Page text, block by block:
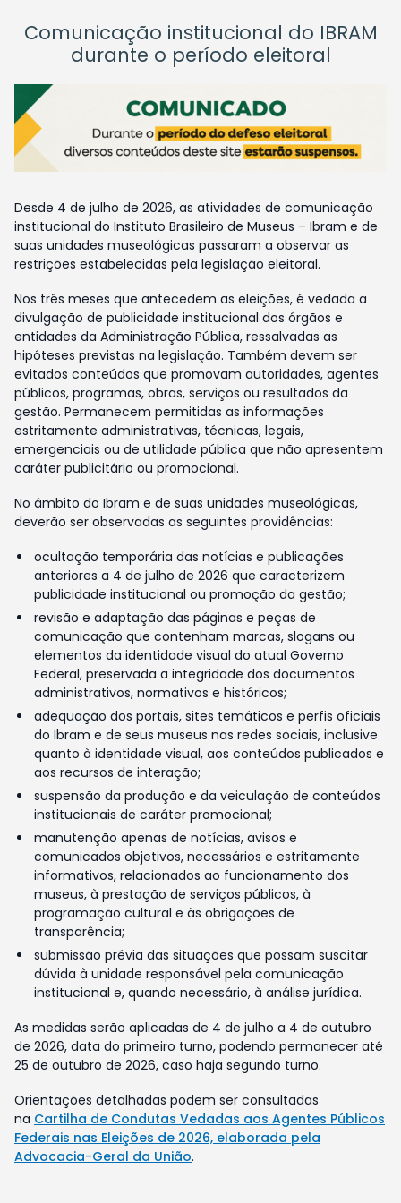
Comunicação institucional do IBRAM
durante o período eleitoral
Desde 4 de julho de 2026, as atividades de comunicação
institucional do Instituto Brasileiro de Museus – Ibram e de
suas unidades museológicas passaram a observar as
restrições estabelecidas pela legislação eleitoral.
Nos três meses que antecedem as eleições, é vedada a
divulgação de publicidade institucional dos órgãos e
entidades da Administração Pública, ressalvadas as
hipóteses previstas na legislação. Também devem ser
evitados conteúdos que promovam autoridades, agentes
públicos, programas, obras, serviços ou resultados da
gestão. Permanecem permitidas as informações
estritamente administrativas, técnicas, legais,
emergenciais ou de utilidade pública que não apresentem
caráter publicitário ou promocional.
No âmbito do Ibram e de suas unidades museológicas,
deverão ser observadas as seguintes providências:
ocultação temporária das notícias e publicações
anteriores a 4 de julho de 2026 que caracterizem
publicidade institucional ou promoção da gestão;
revisão e adaptação das páginas e peças de
comunicação que contenham marcas, slogans ou
elementos da identidade visual do atual Governo
Federal, preservada a integridade dos documentos
administrativos, normativos e históricos;
adequação dos portais, sites temáticos e perfis oficiais
do Ibram e de seus museus nas redes sociais, inclusive
quanto à identidade visual, aos conteúdos publicados e
aos recursos de interação;
suspensão da produção e da veiculação de conteúdos
institucionais de caráter promocional;
manutenção apenas de notícias, avisos e
comunicados objetivos, necessários e estritamente
informativos, relacionados ao funcionamento dos
museus, à prestação de serviços públicos, à
programação cultural e às obrigações de
transparência;
submissão prévia das situações que possam suscitar
dúvida à unidade responsável pela comunicação
institucional e, quando necessário, à análise jurídica.
As medidas serão aplicadas de 4 de julho a 4 de outubro
de 2026, data do primeiro turno, podendo permanecer até
25 de outubro de 2026, caso haja segundo turno.
Orientações detalhadas podem ser consultadas
na Cartilha de Condutas Vedadas aos Agentes Públicos
Federais nas Eleições de 2026, elaborada pela
Advocacia-Geral da União.